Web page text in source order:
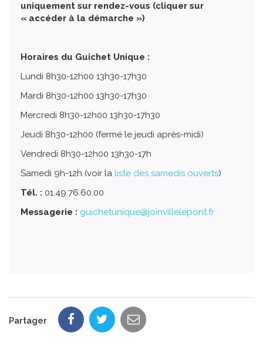
uniquement sur rendez-vous (cliquer sur
« accéder à la démarche »)
Horaires du Guichet Unique :
Lundi 8h30-12h00 13h30-17h30
Mardi 8h30-12h00 13h30-17h30
Mercredi 8h30-12h00 13h30-17h30
Jeudi 8h30-12h00 (fermé le jeudi après-midi)
Vendredi 8h30-12h00 13h30-17h
Samedi 9h-12h (voir la liste des samedis ouverts)
Tél. : 01.49.76.60.00
Messagerie : guichetunique@joinvillelepont.fr
Partager